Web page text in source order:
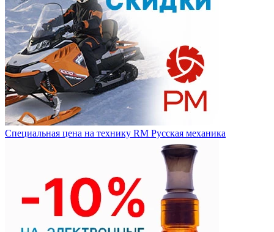
Специальная цена на технику RM Русская механика